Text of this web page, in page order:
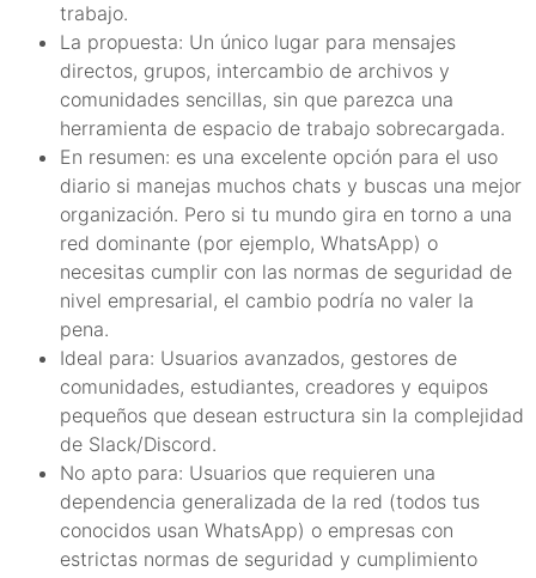
trabajo.
La propuesta: Un único lugar para mensajes
directos, grupos, intercambio de archivos y
comunidades sencillas, sin que parezca una
herramienta de espacio de trabajo sobrecargada.
En resumen: es una excelente opción para el uso
diario si manejas muchos chats y buscas una mejor
organización. Pero si tu mundo gira en torno a una
red dominante (por ejemplo, WhatsApp) o
necesitas cumplir con las normas de seguridad de
nivel empresarial, el cambio podría no valer la
pena.
Ideal para: Usuarios avanzados, gestores de
comunidades, estudiantes, creadores y equipos
pequeños que desean estructura sin la complejidad
de Slack/Discord.
No apto para: Usuarios que requieren una
dependencia generalizada de la red (todos tus
conocidos usan WhatsApp) o empresas con
estrictas normas de seguridad y cumplimiento